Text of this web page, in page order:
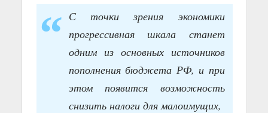
С точки зрения экономики
прогрессивная шкала станет
одним из основных источников
пополнения бюджета РФ, и при
этом появится возможность
снизить налоги для малоимущих,